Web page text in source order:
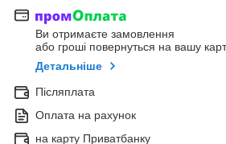
Ви отримаєте замовлення
або гроші повернуться на вашу
Детальніше
Післяплата
Оплата на рахунок
на карту Приватбанку